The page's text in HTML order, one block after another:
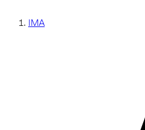
IMA